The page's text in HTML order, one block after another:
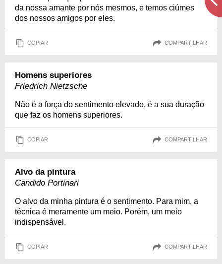
da nossa amante por nós mesmos, e temos ciúmes
dos nossos amigos por eles.
COPIAR COMPARTILHAR
Homens superiores
Friedrich Nietzsche
Não é a força do sentimento elevado, é a sua duração
que faz os homens superiores.
COPIAR COMPARTILHAR
Alvo da pintura
Candido Portinari
O alvo da minha pintura é o sentimento. Para mim, a
técnica é meramente um meio. Porém, um meio
indispensável.
COPIAR COMPARTILHAR